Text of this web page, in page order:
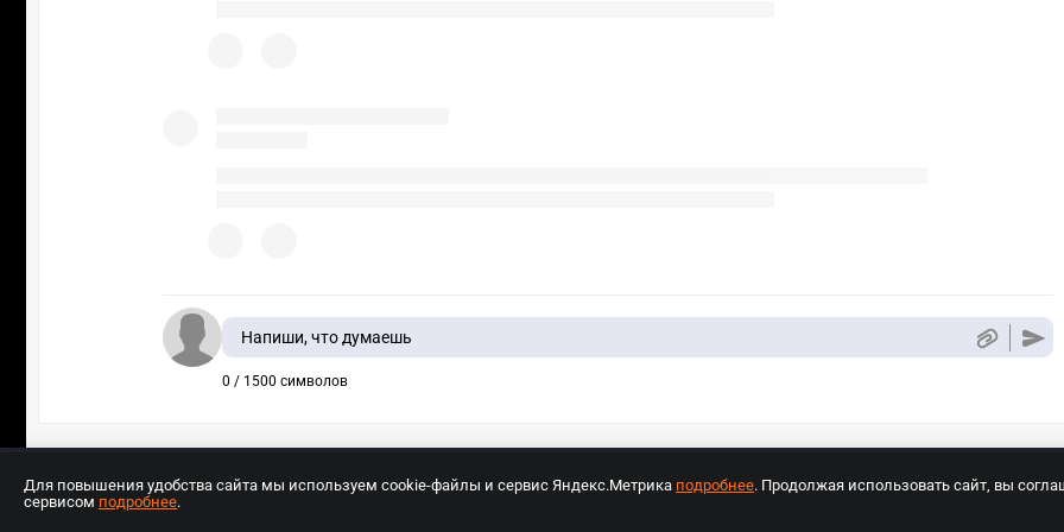
Напиши, что думаешь
0 / 1500 символов
Для повышения удобства сайта мы используем cookie-файлы и сервис Яндекс.Метрика подробнее. Продолжая использовать сайт, вы
сервисом подробнее.